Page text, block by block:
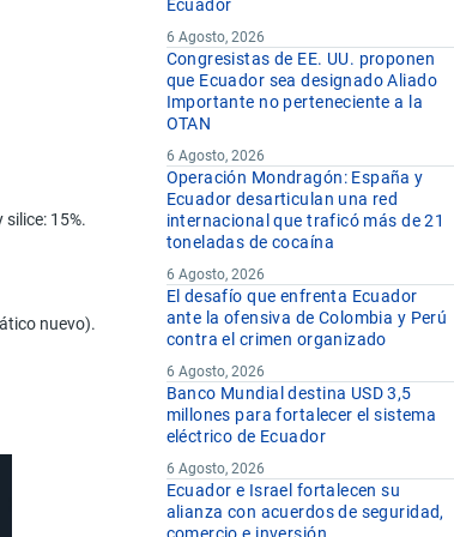
15%.
nuevo).
Ecuador
6 Agosto, 2026
Congresistas de EE. UU. proponen
que Ecuador sea designado Aliado
Importante no perteneciente a la
OTAN
6 Agosto, 2026
Operación Mondragón: España y
Ecuador desarticulan una red
internacional que traficó más de 21
toneladas de cocaína
6 Agosto, 2026
El desafío que enfrenta Ecuador
ante la ofensiva de Colombia y Perú
contra el crimen organizado
6 Agosto, 2026
Banco Mundial destina USD 3,5
millones para fortalecer el sistema
eléctrico de Ecuador
6 Agosto, 2026
Ecuador e Israel fortalecen su
alianza con acuerdos de seguridad,